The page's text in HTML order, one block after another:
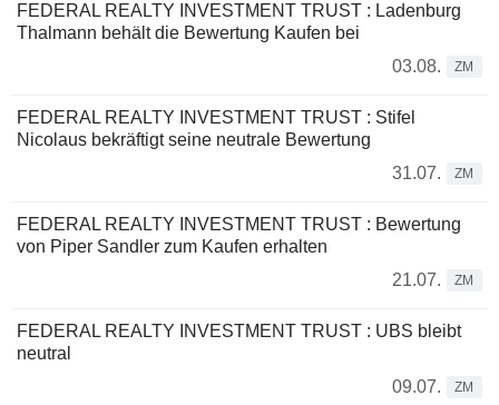
FEDERAL REALTY INVESTMENT TRUST : Ladenburg
Thalmann behält die Bewertung Kaufen bei
03.08.
ZM
FEDERAL REALTY INVESTMENT TRUST : Stifel
Nicolaus bekräftigt seine neutrale Bewertung
31.07.
ZM
FEDERAL REALTY INVESTMENT TRUST : Bewertung
von Piper Sandler zum Kaufen erhalten
21.07.
ZM
FEDERAL REALTY INVESTMENT TRUST : UBS bleibt
neutral
09.07.
ZM